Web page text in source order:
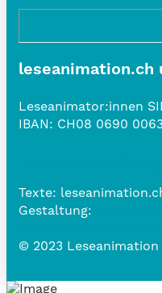
leseanimation.ch
Leseanimator:innen
IBAN: CH08 0690
Texte:
Gestaltung:
© 2023 Leseanimation